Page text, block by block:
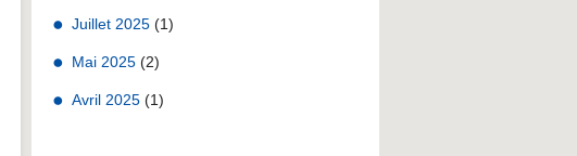
Juillet 2025 (1)
Mai 2025 (2)
Avril 2025 (1)